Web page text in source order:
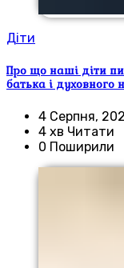
Діти
Про що наші діти
батька і духовного
4 Серпня,
4 хв Читати
0 Поширили